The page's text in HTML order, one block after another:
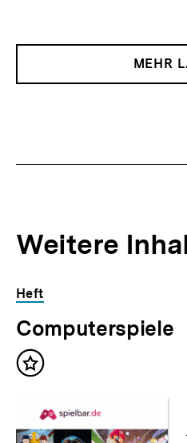
MEHR
Weitere
Inhaltskarousell
für
weitere
Inhalte
Inhaltskarussell
überspringen
Heft
Computerspiele
Inhalt